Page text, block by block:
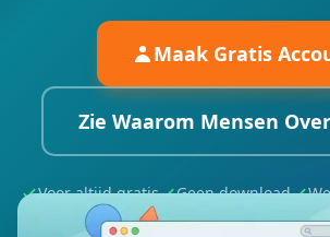
Maak Gratis
Zie Waarom Mensen
Voor altijd gratis Geen download